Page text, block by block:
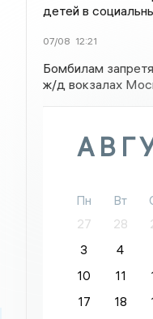
детей в
07/08 12:21
Бомбилам
ж/д вокзалах
Пн Вт
27
28
3
4
10
11
17
18